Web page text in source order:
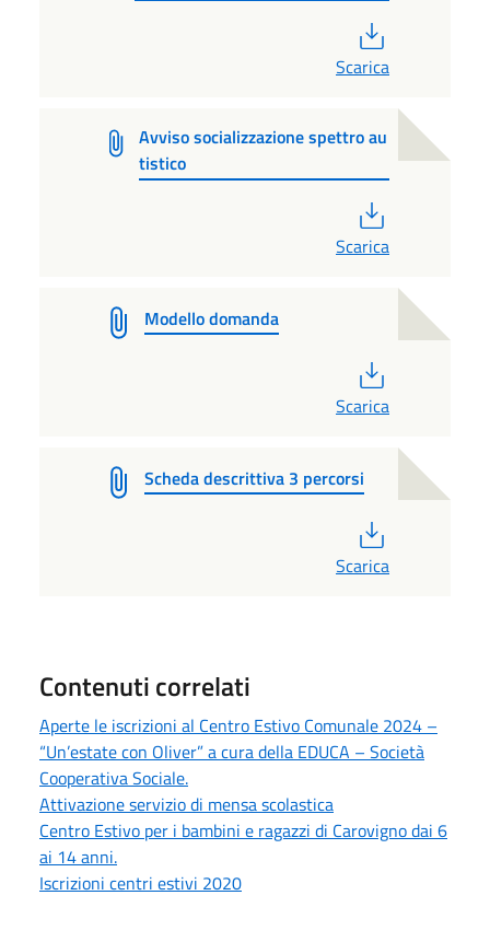
Scarica
Avviso socializzazione spettro au
tistico
Scarica
Modello domanda
Scarica
Scheda descrittiva 3 percorsi
Scarica
Contenuti correlati
Aperte le iscrizioni al Centro Estivo Comunale 2024 –
“Un’estate con Oliver” a cura della EDUCA – Società
Cooperativa Sociale.
Attivazione servizio di mensa scolastica
Centro Estivo per i bambini e ragazzi di Carovigno dai 6
ai 14 anni.
Iscrizioni centri estivi 2020